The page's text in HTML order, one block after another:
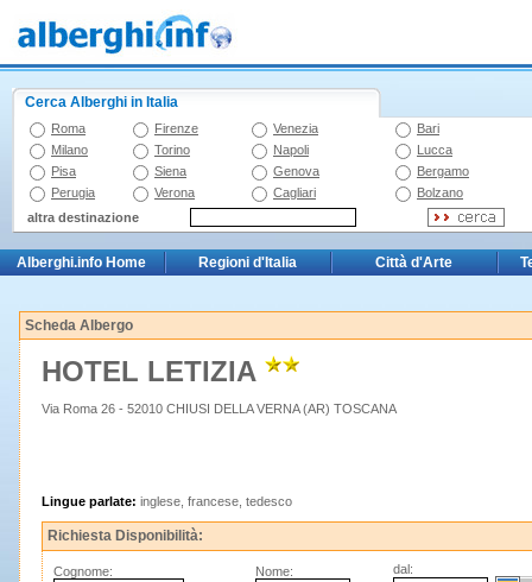
Cerca Alberghi in Italia
Roma Firenze Venezia
Bari
Milano
Torino Napoli
Lucca
Pisa
Siena Genova
Bergamo
Perugia
Verona Cagliari
Bolzano
altra destinazione
Alberghi.info Home Regioni d'Italia Città d'Arte
Scheda Albergo
HOTEL LETIZIA
Via Roma 26 - 52010 CHIUSI DELLA VERNA (AR) TOSCANA
Lingue parlate: inglese, francese, tedesco
Richiesta Disponibilità:
Cognome: Nome: dal: